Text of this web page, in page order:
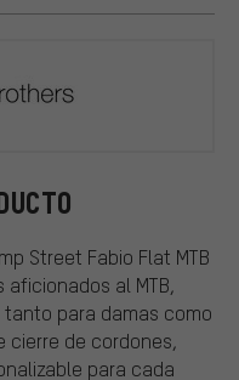
Street Fabio Flat MTB
al MTB,
para damas como
cierre de cordones,
para cada